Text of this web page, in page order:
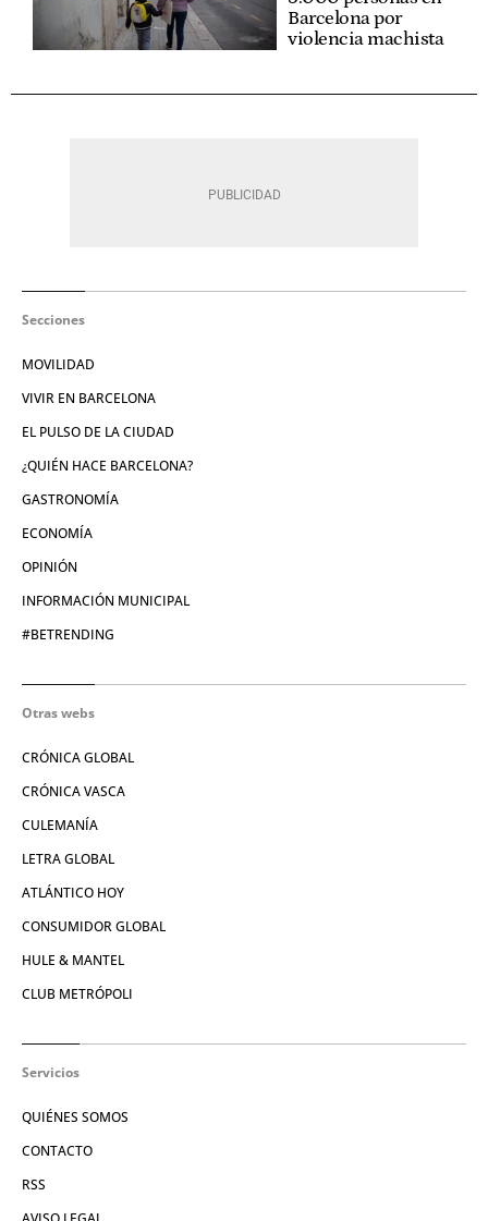
Barcelona por
violencia machista
Secciones
MOVILIDAD
VIVIR EN BARCELONA
EL PULSO DE LA CIUDAD
¿QUIÉN HACE BARCELONA?
GASTRONOMÍA
ECONOMÍA
OPINIÓN
INFORMACIÓN MUNICIPAL
#BETRENDING
Otras webs
CRÓNICA GLOBAL
CRÓNICA VASCA
CULEMANÍA
LETRA GLOBAL
ATLÁNTICO HOY
CONSUMIDOR GLOBAL
HULE & MANTEL
CLUB METRÓPOLI
Servicios
QUIÉNES SOMOS
CONTACTO
RSS